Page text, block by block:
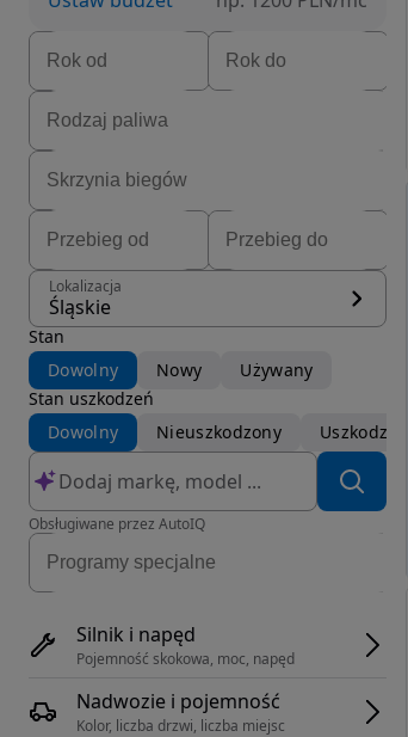
Lokalizacja
Śląskie
Stan
Dowolny
Nowy
Używany
Stan uszkodzeń
Dowolny
Nieuszkodzony Uszkodzony
Obsługiwane przez AutoIQ
Silnik i napęd
Pojemność skokowa, moc, napęd
Nadwozie i pojemność
Kolor, liczba drzwi, liczba miejsc